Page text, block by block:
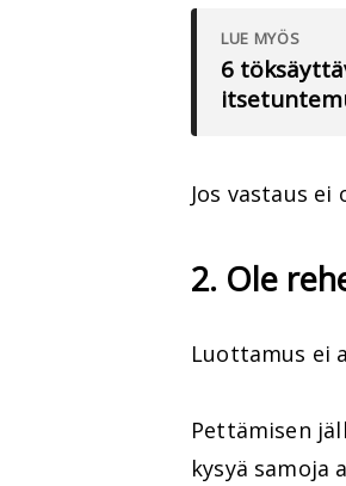
LUE MYÖS
6
Jos vastaus
2. Ole
Luottamus ei
Pettämisen
kysyä samoja